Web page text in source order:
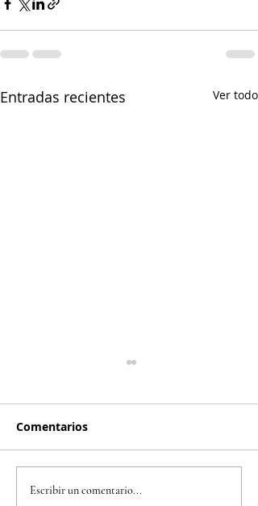
Entradas recientes Ver todo
Bimbo Global Race
Comentarios
Escribir un comentario...